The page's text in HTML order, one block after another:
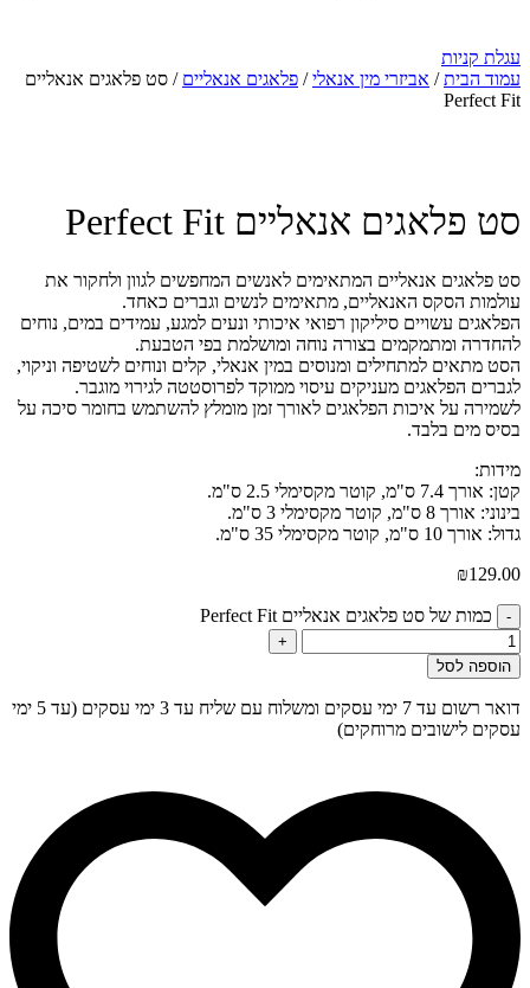
עגלת קניות
עמוד הבית/ אביזרי מין אנאלי/ פלאגים אנאליים / סט פלאגים אנאליים
Perfect Fit
סט פלאגים אנאליים Perfect Fit
סט פלאגים אנאליים המתאימים לאנשים המחפשים לגוון ולחקור את
עולמות הסקס האנאליים, מתאימים לנשים וגברים כאחד.
הפלאגים עשויים סיליקון רפואי איכותי ונעים למגע, עמידים במים, נוחים
להחדרה ומתמקמים בצורה נוחה ומושלמת בפי הטבעת.
הסט מתאים למתחילים ומנוסים במין אנאלי, קלים ונוחים לשטיפה וניקוי,
לגברים הפלאגים מעניקים עיסוי ממוקד לפרוסטטה לגירוי מוגבר.
לשמירה על איכות הפלאגים לאורך זמן מומלץ להשתמש בחומר סיכה על
בסיס מים בלבד.
מידות:
קטן: אורך 7.4 ס"מ, קוטר מקסימלי 2.5 ס"מ.
בינוני: אורך 8 ס"מ, קוטר מקסימלי 3 ס"מ.
גדול: אורך 10 ס"מ, קוטר מקסימלי 35 ס"מ.
₪129.00
- כמות של סט פלאגים אנאליים Perfect Fit
+
הוספה לסל
דואר רשום עד 7 ימי עסקים ומשלוח עם שליח עד 3 ימי עסקים (עד 5 ימי
עסקים לישובים מרוחקים)